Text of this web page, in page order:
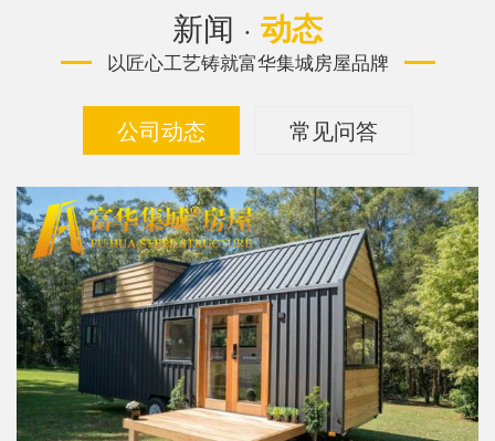
新闻 · 动态
以匠心工艺铸就富华集城房屋品牌
公司动态 常见问答